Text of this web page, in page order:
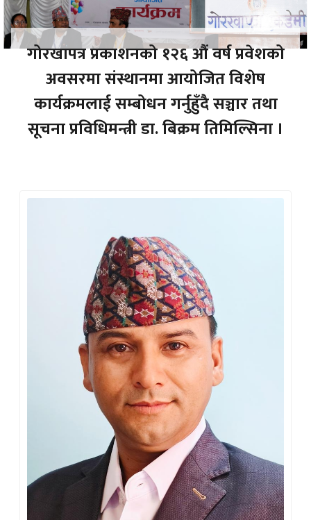
गोरखापत्र प्रकाशनको १२६ औं वर्ष प्रवेशको
अवसरमा संस्थानमा आयोजित विशेष
कार्यक्रमलाई सम्बोधन गर्नुहुँदै सञ्चार तथा
सूचना प्रविधिमन्त्री डा. बिक्रम तिमिल्सिना ।